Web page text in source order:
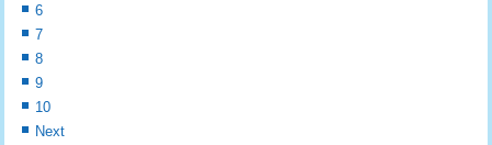
6
7
8
9
10
Next